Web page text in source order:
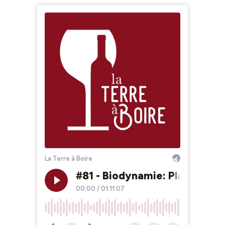
La Terre à Boire
#81 - Biodynamie: Place Au
00:00 / 01:11:07